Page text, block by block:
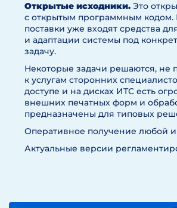
Открытые исходники. Это
с открытым программным кодом.
поставки уже входят средства
и адаптации системы под
задачу.
Некоторые задачи решаются, не
к услугам сторонних
доступе и на дисках ИТС есть
внешних печатных форм и
предназначены для типовых
Оперативное получение любой
Актуальные версии